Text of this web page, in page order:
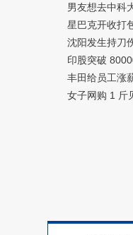
男友想去中科大
星巴克开收打包
沈阳发生持刀伤
印股突破 80000
丰田给员工涨薪
女子网购 1 斤见